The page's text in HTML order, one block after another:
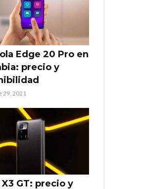
Edge 20 Pro en
precio y
29, 2021
X3 GT: precio y